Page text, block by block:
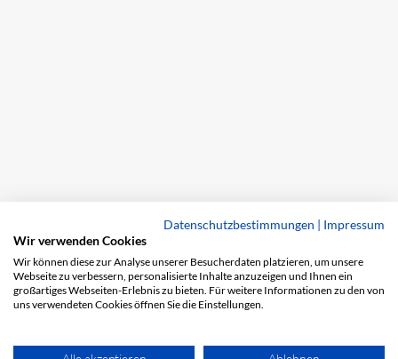
Datenschutzbestimmungen | Impressum
Wir verwenden Cookies
Wir können diese zur Analyse unserer Besucherdaten platzieren, um unsere
Webseite zu verbessern, personalisierte Inhalte anzuzeigen und Ihnen ein
großartiges Webseiten-Erlebnis zu bieten. Für weitere Informationen zu den von
uns verwendeten Cookies öffnen Sie die Einstellungen.